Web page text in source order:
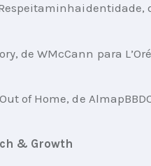
de WMcCann para
of Home, de
& Growth